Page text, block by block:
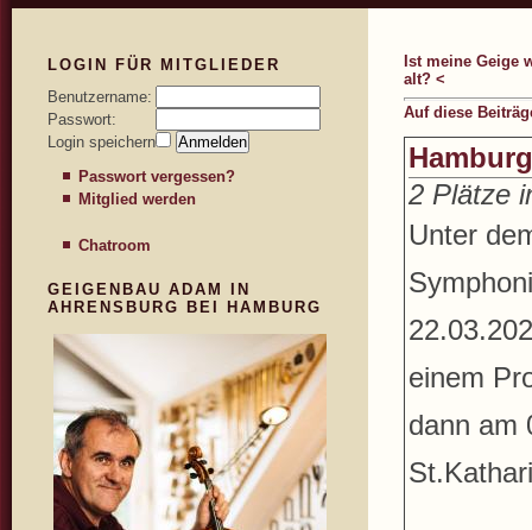
Ist meine Geige
alt? <
Auf diese
2 Plätze
Unter
einem
dann am
LOGIN FÜR MITGLIEDER
Benutzername:
Passwort:
Login speichern
Passwort vergessen?
Mitglied werden
Chatroom
GEIGENBAU ADAM IN
AHRENSBURG BEI HAMBURG